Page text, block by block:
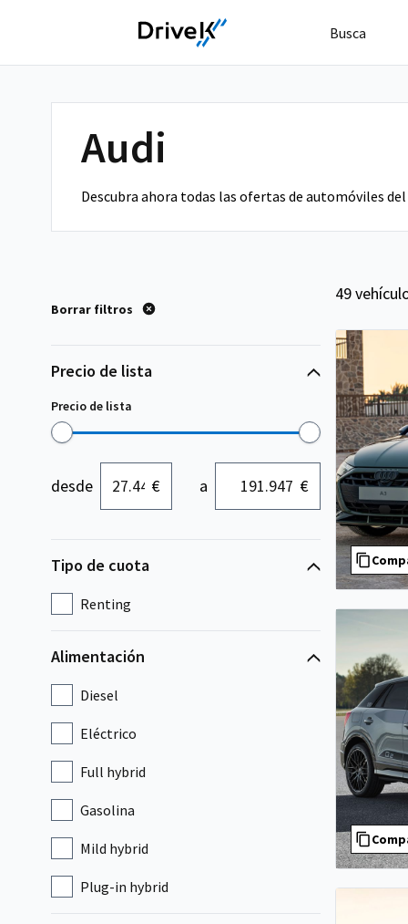
Busca
Audi
Descubra ahora todas las ofertas de automóviles
Borrar filtros
Precio de lista
Precio de lista
desde € a €
Tipo de cuota
Renting
Alimentación
Diesel
Eléctrico
Full hybrid
Gasolina
Mild hybrid
Plug-in hybrid
49